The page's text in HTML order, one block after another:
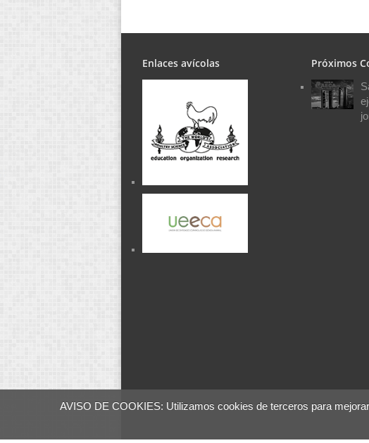
AVISO DE COOKIES: Utilizamos cookies de terceros para
Enlaces avícolas Próximos